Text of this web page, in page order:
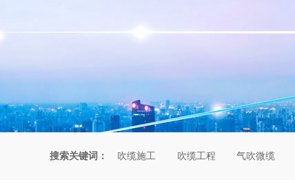
搜索关键词： 吹缆施工 吹缆工程 气吹微缆